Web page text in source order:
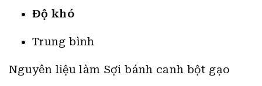
Trung bình
Nguyên liệu làm Sợi bánh canh bột gạo
Cho 4 người